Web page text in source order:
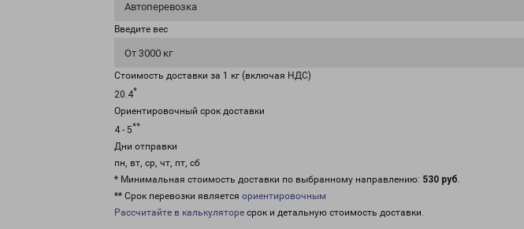
Автоперевозка
Введите вес
От 3000 кг
Стоимость доставки за 1 кг (включая НДС)
20.4*
Ориентировочный срок доставки
4 - 5**
Дни отправки
пн, вт, ср, чт, пт, сб
* Минимальная стоимость доставки по выбранному направлению: 530 руб.
** Срок перевозки является ориентировочным
Рассчитайте в калькуляторе срок и детальную стоимость доставки.